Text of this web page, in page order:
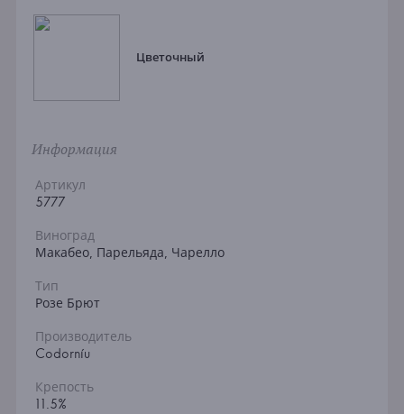
Цветочный
Информация
Артикул
5777
Виноград
Макабео, Парельяда, Чарелло
Тип
Розе Брют
Производитель
Codorníu
Крепость
11.5%